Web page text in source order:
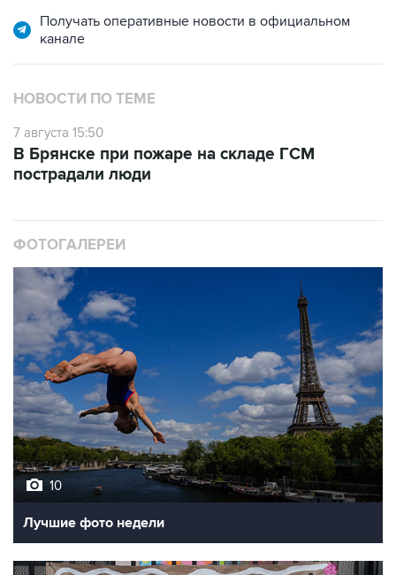
НОВОСТИ ПО ТЕМЕ
7 августа 15:50
пострадали люди
10
Лучшие фото недели